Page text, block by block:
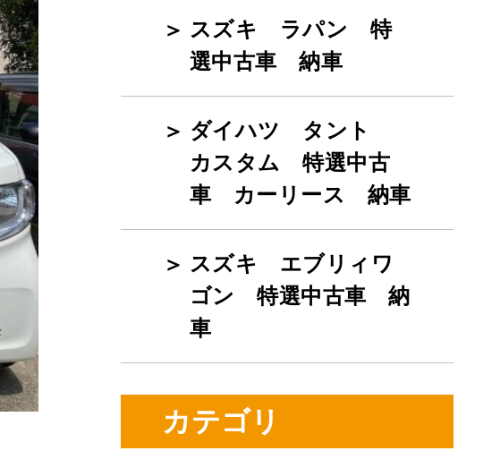
スズキ ラパン 特
選中古車 納車
ダイハツ タント
カスタム 特選中古
車 カーリース 納車
スズキ エブリィワ
ゴン 特選中古車 納
車
カテゴリ